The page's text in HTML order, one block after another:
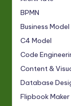
BPMN
Business
C4 Model
Code
Content &
Database
Flipbook Maker